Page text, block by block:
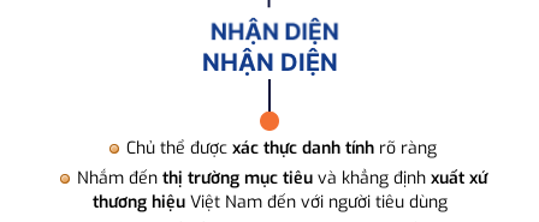
NHẬN DIỆN
Chủ thể được xác thực danh tính rõ ràng
Nhắm đến thị trường mục tiêuvà khẳng định xuất xứ
thương hiệuViệt Nam đến với người tiêu dùng